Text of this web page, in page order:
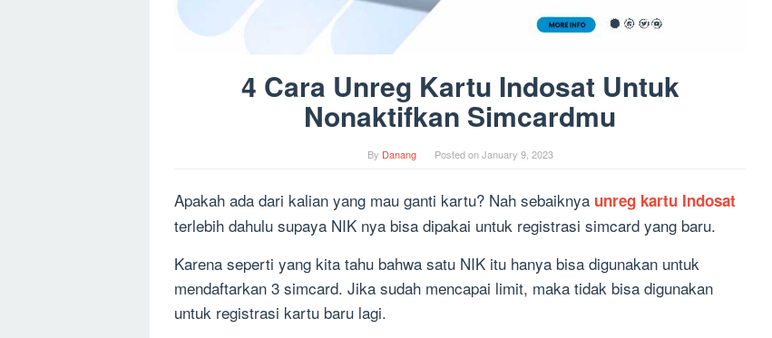
4 Cara Unreg Kartu Indosat Untuk
Nonaktifkan Simcardmu
By Danang Posted onJanuary 9, 2023
Apakah ada dari kalian yang mau ganti kartu? Nah sebaiknya unreg kartu Indosat
terlebih dahulu supaya NIK nya bisa dipakai untuk registrasi simcard yang baru.
Karena seperti yang kita tahu bahwa satu NIK itu hanya bisa digunakan untuk
mendaftarkan 3 simcard. Jika sudah mencapai limit, maka tidak bisa digunakan
untuk registrasi kartu baru lagi.